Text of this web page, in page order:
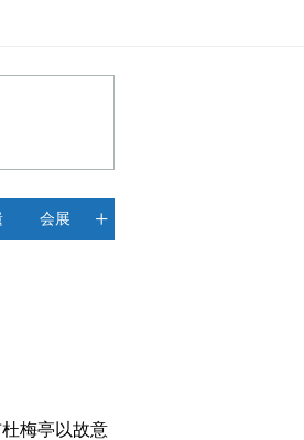
会展 +
梅亭以故意